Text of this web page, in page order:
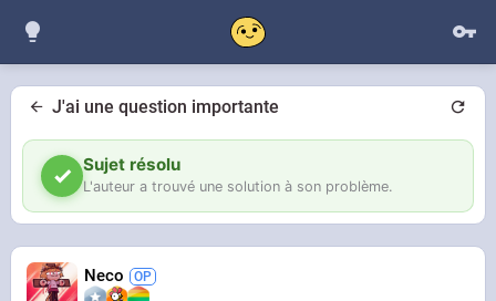
J'ai une question importante
Sujet résolu
L'auteur a trouvé une solution à son problème.
Neco